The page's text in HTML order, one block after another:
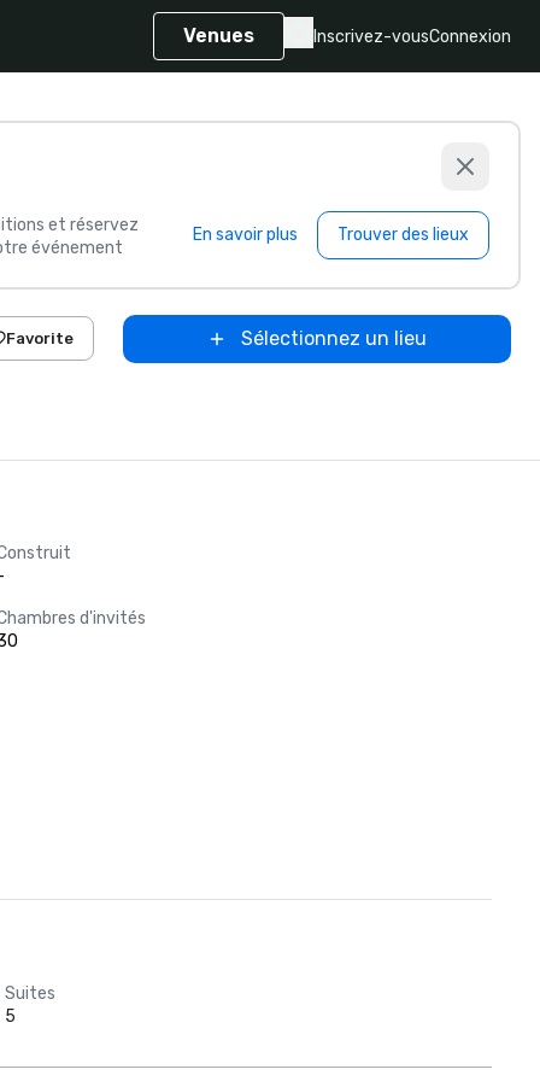
Venues Inscrivez-vousConnexion
et réservez
événement
En savoir plus Trouver des lieux
Favorite Sélectionnez un lieu
d'invités
Suites
5